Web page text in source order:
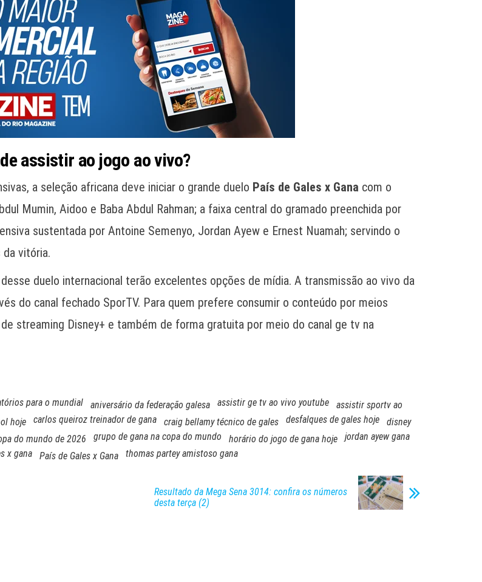
assistir ao jogo ao vivo?
a seleção africana deve iniciar o grande duelo País de Gales x Gana com o
Mumin, Aidoo e Baba Abdul Rahman; a faixa central do gramado preenchida por
sustentada por Antoine Semenyo, Jordan Ayew e Ernest Nuamah; servindo o
da vitória.
duelo internacional terão excelentes opções de mídia. A transmissão ao vivo da
do canal fechado SporTV. Para quem prefere consumir o conteúdo por meios
streaming Disney+ e também de forma gratuita por meio do canal ge tv na
para o mundial aniversário da federação galesa assistir ge tv ao vivo youtube
assistir sportv ao
hoje carlos queiroz treinador de gana craig bellamy técnico de gales desfalques de gales hoje
disney
do mundo de 2026 grupo de gana na copa do mundo horário do jogo de gana hoje
jordan ayew gana
x gana País de Gales x Gana thomas partey amistoso gana
Resultado da Mega Sena 3014: confira os números
desta terça (2)